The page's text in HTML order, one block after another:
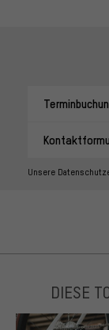
Unsere
DIESE